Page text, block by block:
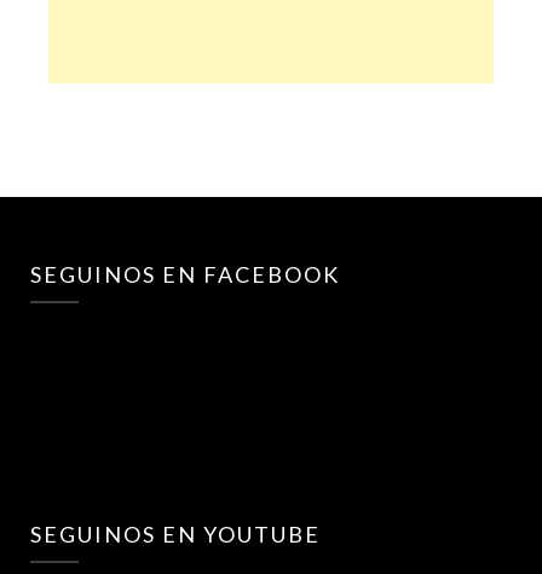
SEGUINOS EN FACEBOOK
SEGUINOS EN YOUTUBE